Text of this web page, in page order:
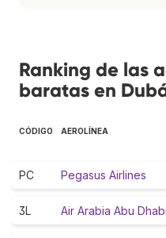
Ranking de las
baratas en
CÓDIGO AEROLÍNEA
PC Pegasus Airlines
3L Air Arabia Abu Dhabi